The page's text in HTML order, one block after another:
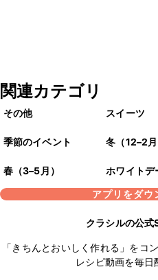
関連カテゴリ
その他 スイーツ
季節のイベント 冬（12–2月
春（3–5月）
ホワイトデ
アプリをダウ
クラシルの公式
「きちんとおいしく作れる」をコ
レシピ動画を毎日